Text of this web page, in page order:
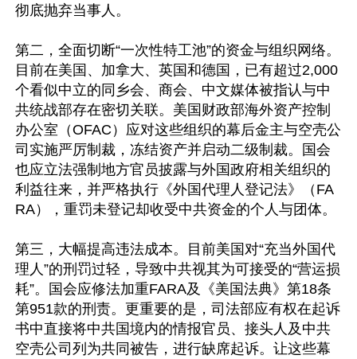
彻底抛弃当事人。
第二，全面切断“一次性特工池”的资金与组织网络。
目前在美国、加拿大、英国和德国，已有超过2,000
个看似中立的同乡会、商会、中文媒体被指认与中
共统战部存在密切关联。美国财政部海外资产控制
办公室（OFAC）应对这些组织的幕后金主与空壳公
司实施严厉制裁，冻结资产并启动二级制裁。国会
也应立法强制地方官员披露与外国政府相关组织的
利益往来，并严格执行《外国代理人登记法》（FA
RA），重罚未登记却收受中共资金的个人与团体。
第三，大幅提高违法成本。目前美国对“充当外国代
理人”的刑罚过轻，导致中共视其为可接受的“营运损
耗”。国会应修法加重FARA及《美国法典》第18条
第951款的刑责。更重要的是，司法部应有权在起诉
书中直接将中共国境内的情报官员、接头人及中共
空壳公司列为共同被告，进行缺席起诉。让这些幕